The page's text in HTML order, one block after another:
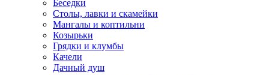
Беседки
Столы, лавки и скамейки
Мангалы и коптильни
Козырьки
Грядки и клумбы
Качели
Дачный душ